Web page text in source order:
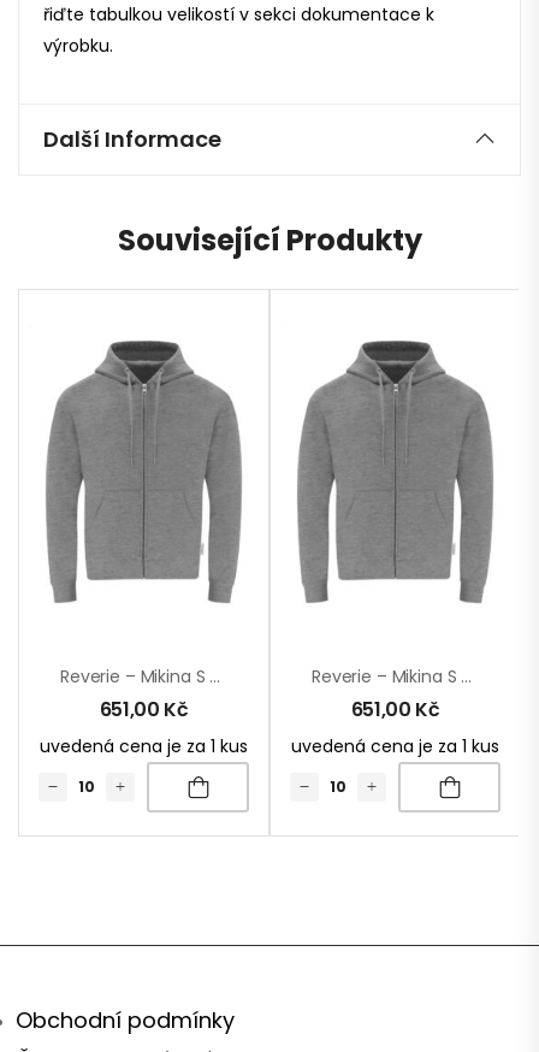
řiďte tabulkou velikostí v sekci dokumentace k
výrobku.
Další Informace
Související Produkty
Reverie – Mikina S Kapucí
651,00 Kč
uvedená cena je za 1 kus
Reverie – Mikina S Kapucí
651,00 Kč
uvedená cena je za 1 kus
Obchodní podmínky